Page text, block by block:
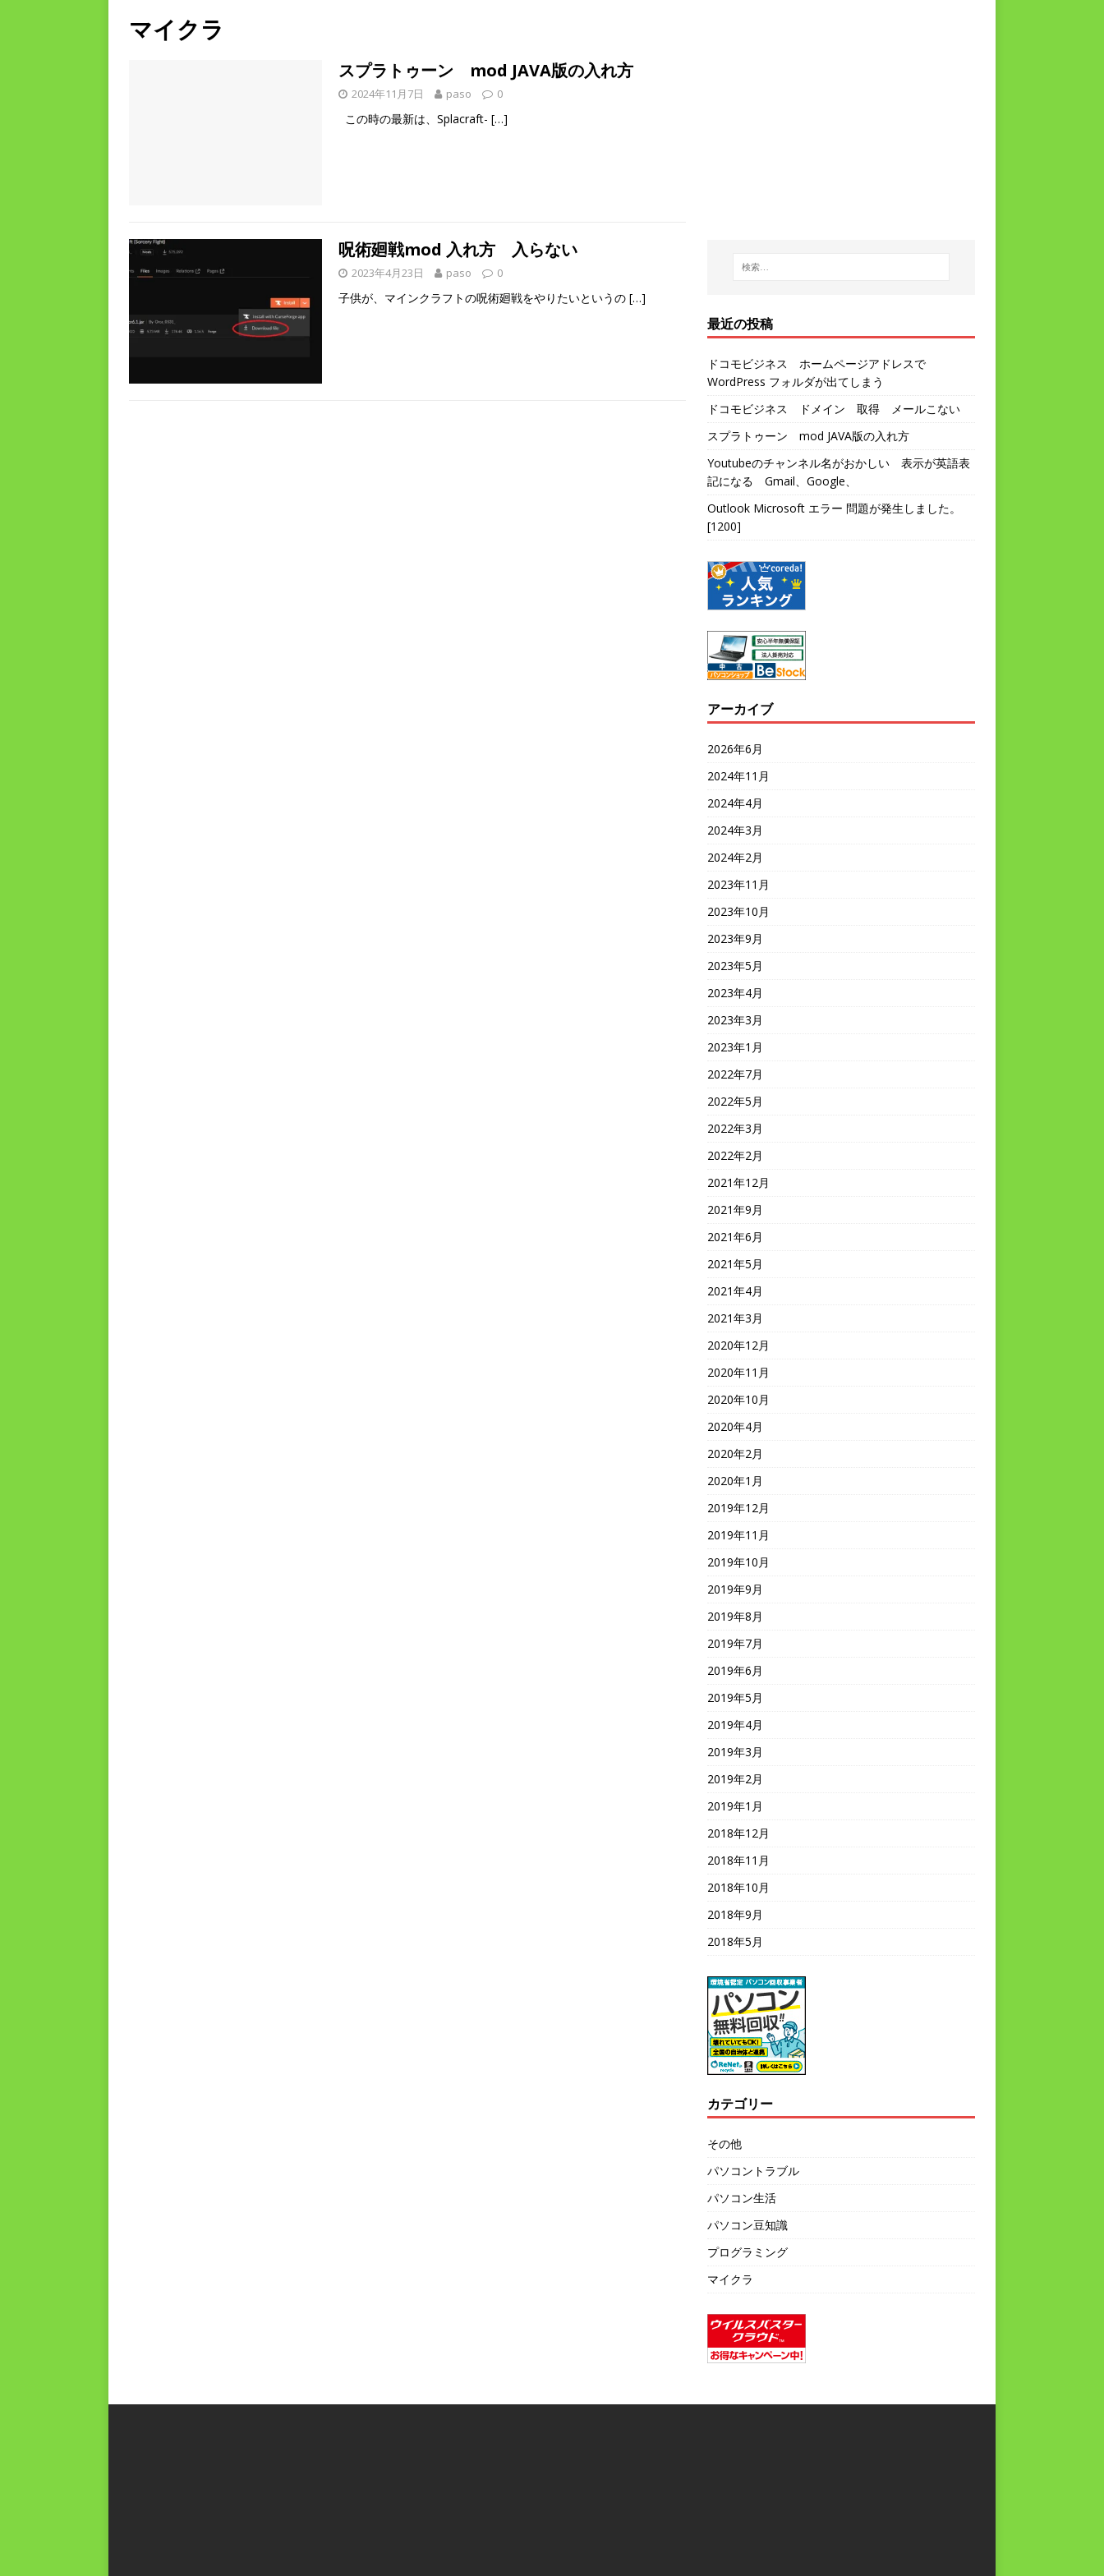
マイクラ
スプラトゥーン mod JAVA版の入れ方
2024年11月7日 paso 0
この時の最新は、Splacraft- […]
呪術廻戦mod 入れ方 入らない
2023年4月23日 paso 0
子供が、マインクラフトの呪術廻戦をやりたいというの […]
最近の投稿
ドコモビジネス ホームページアドレスで
WordPress フォルダが出てしまう
ドコモビジネス ドメイン 取得 メールこない
スプラトゥーン mod JAVA版の入れ方
Youtubeのチャンネル名がおかしい 表示が英語表
記になる Gmail、Google、
Outlook Microsoft エラー 問題が発生しました。
[1200]
アーカイブ
2026年6月
2024年11月
2024年4月
2024年3月
2024年2月
2023年11月
2023年10月
2023年9月
2023年5月
2023年4月
2023年3月
2023年1月
2022年7月
2022年5月
2022年3月
2022年2月
2021年12月
2021年9月
2021年6月
2021年5月
2021年4月
2021年3月
2020年12月
2020年11月
2020年10月
2020年4月
2020年2月
2020年1月
2019年12月
2019年11月
2019年10月
2019年9月
2019年8月
2019年7月
2019年6月
2019年5月
2019年4月
2019年3月
2019年2月
2019年1月
2018年12月
2018年11月
2018年10月
2018年9月
2018年5月
カテゴリー
その他
パソコントラブル
パソコン生活
パソコン豆知識
プログラミング
マイクラ